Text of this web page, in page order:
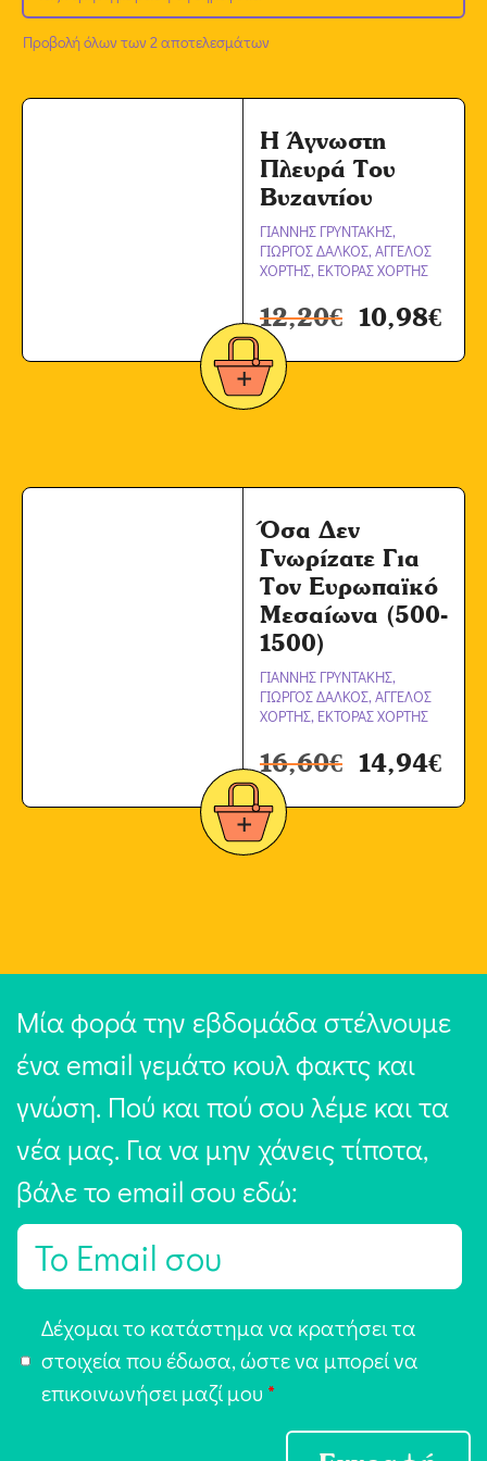
Προβολή όλων των 2 αποτελεσμάτων
Η Άγνωστη
Πλευρά Του
Βυζαντίου
ΓΙΑΝΝΗΣ ΓΡΥΝΤΑΚΗΣ,
ΓΙΩΡΓΟΣ ΔΑΛΚΟΣ, ΑΓΓΕΛΟΣ
ΧΟΡΤΗΣ, ΕΚΤΟΡΑΣ ΧΟΡΤΗΣ
12,20€ 10,98€
Όσα Δεν
Γνωρίζατε Για
Τον Ευρωπαϊκό
Μεσαίωνα (500-
1500)
ΓΙΑΝΝΗΣ ΓΡΥΝΤΑΚΗΣ,
ΓΙΩΡΓΟΣ ΔΑΛΚΟΣ, ΑΓΓΕΛΟΣ
ΧΟΡΤΗΣ, ΕΚΤΟΡΑΣ ΧΟΡΤΗΣ
16,60€ 14,94€
Μία φορά την εβδομάδα στέλνουμε
ένα email γεμάτο κουλ φακτς και
γνώση. Πού και πού σου λέμε και τα
νέα μας. Για να μην χάνεις τίποτα,
βάλε το email σου εδώ:
E
π
Δέχομαι το κατάστημα να κρατήσει τα
στοιχεία που έδωσα, ώστε να μπορεί να
επικοινωνήσει μαζί μου *